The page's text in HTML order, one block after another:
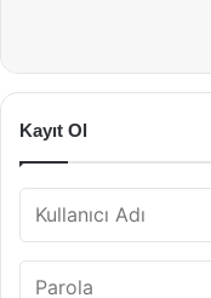
Kayıt Ol